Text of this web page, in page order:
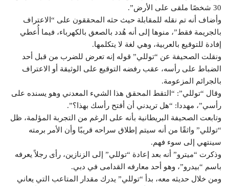
30 شخصًا ملقى على الأرض”.
وأضاف أنه تم نقله للمقابلة حيث حثه المحققون على “الاعتراف
بالجريمة فقط”، منوها إلى أنه هُدد بالصعق بالكهرباء، فيما أُعطي
إفادة للتوقيع بالعربية، وهي لغة لا يتكلمها.
ونقلت الصحيفة عن “توللي” قوله إنه تعرض للضرب من قبل أحد
الضباط على رأسه، عقب رفضه التوقيع على الوثيقة أو الاعتراف
بالجرائم المزعومة.
وقال “توللي”: “التقط المحقق هذا الشيء المعدني وهو يسنده على
رأسي”، مهددا: “هل تريدني أن أفتح رأسك بهذا؟”.
وتابعت الصحيفة البريطانية بأنه على الرغم من التجربة المؤلمة، ظل
“توللي” واثقًا من أنه سيتم إطلاق سراحه قريبًا وأن الأمر برمته
سينتهي إلى سوء فهم.
وذكرت “ميترو” أنه بعد إعادة “توللي” إلى الزنازين، رأى رجلاً يعرفه
باسم “بيدرو”، وهو أحد معارفه القدامى في دبي.
ومن خلال حديثه معه، بدأ “توللي” يدرك مقدار المتاعب التي يعاني